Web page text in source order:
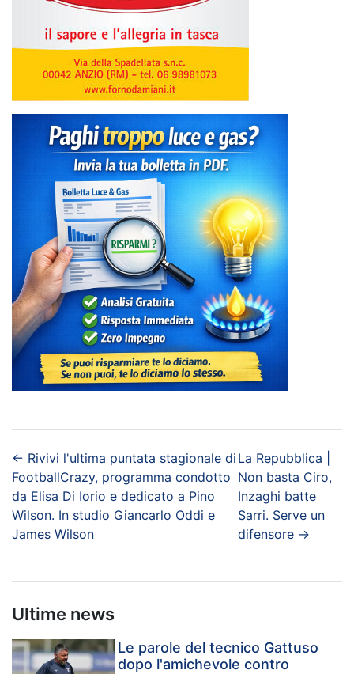
← Rivivi l'ultima puntata stagionale di
FootballCrazy, programma condotto
da Elisa Di Iorio e dedicato a Pino
Wilson. In studio Giancarlo Oddi e
James Wilson
La Repubblica |
Non basta Ciro,
Inzaghi batte
Sarri. Serve un
difensore→
Ultime news
Le parole del tecnico Gattuso
dopo l'amichevole contro